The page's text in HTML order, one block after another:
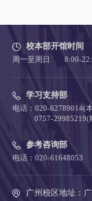
校本部开馆时间
周一至周日 8:00-
学习支持部
电话：020-62789014(本
0757-29985219(
参考咨询部
电话：020-61648053
广州校区地址：